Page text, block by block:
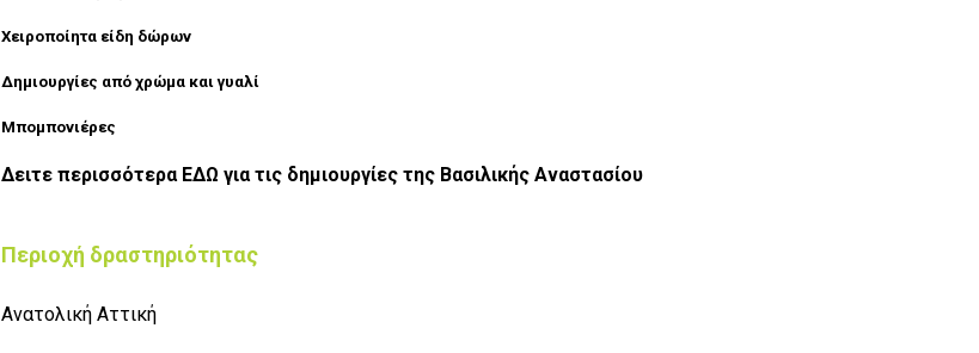
Χειροποίητα είδη δώρων
Δημιουργίες από χρώμα και γυαλί
Μπομπονιέρες
Δειτε περισσότερα ΕΔΩ για τις δημιουργίες της Βασιλικής Αναστασίου
Περιοχή δραστηριότητας
Ανατολική Αττική